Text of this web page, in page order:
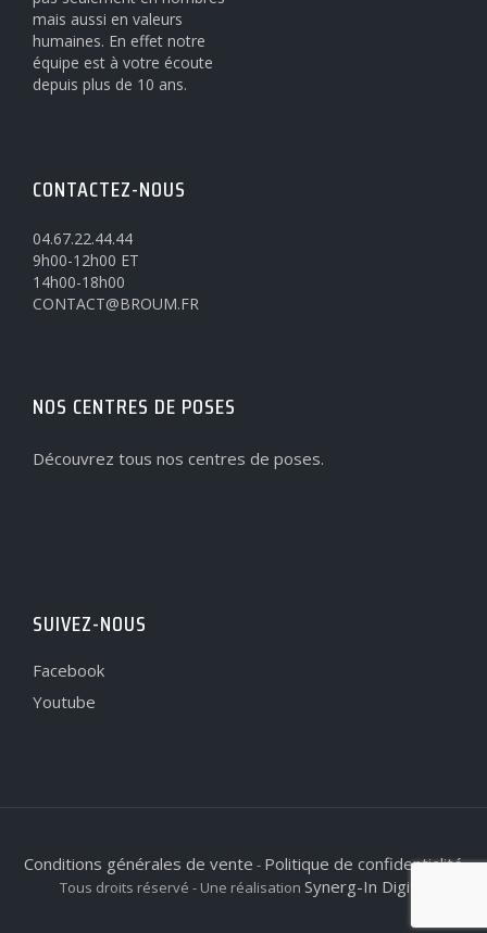
mais aussi en valeurs
humaines. En effet notre
équipe est à votre écoute
depuis plus de 10 ans.
CONTACTEZ-NOUS
04.67.22.44.44
9h00-12h00 ET
14h00-18h00
CONTACT@BROUM.FR
NOS CENTRES DE POSES
Découvrez tous nos centres de poses.
SUIVEZ-NOUS
Facebook
Youtube
Conditions générales de vente - Politique de confidentialité
Tous droits réservé - Une réalisation Synerg-In Digital